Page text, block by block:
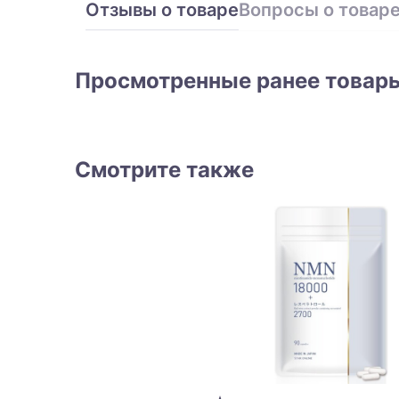
Отзывы о товареВопросы о
Просмотренные ранее
Смотрите также